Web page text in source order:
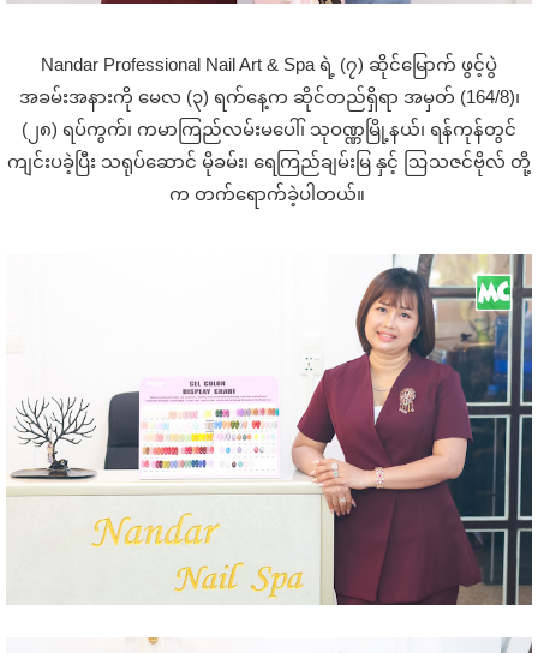
Nandar Professional Nail Art & Spa ရဲ့ (၇) ဆိုင်မြောက် ဖွင့်ပွဲ
အခမ်းအနားကို မေလ (၃) ရက်နေ့က ဆိုင်တည်ရှိရာ အမှတ် (164/8)၊
(၂၈) ရပ်ကွက်၊ ကမာကြည်လမ်းမပေါ်၊ သုဝဏ္ဏမြို့နယ်၊ ရန်ကုန်တွင်
ကျင်းပခဲ့ပြီး သရုပ်ဆောင် မိုခမ်း၊ ရေကြည်ချမ်းမြ နှင့် ဩသဇင်ဗိုလ် တို့
က တက်ရောက်ခဲ့ပါတယ်။